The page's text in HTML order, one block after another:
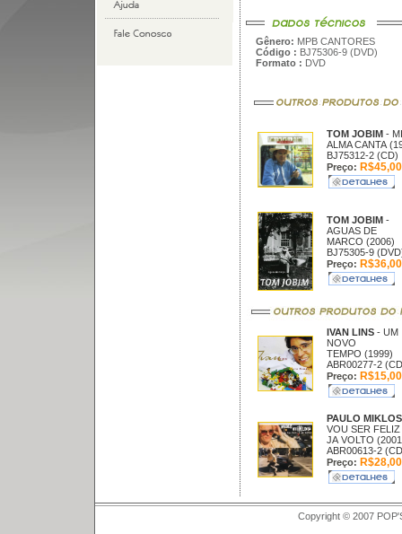
Gênero: MPB CANTORES
Código : BJ75306-9 (DVD)
Formato : DVD
TOM JOBIM -
ALMA CANTA
BJ75312-2 (CD)
Preço: R$45,00
TOM JOBIM -
AGUAS DE
MARCO (2006)
BJ75305-9
Preço: R$36,00
IVAN LINS - UM
NOVO
TEMPO (1999)
ABR00277-2
Preço: R$15,00
PAULO
VOU SER FELIZ
JA VOLTO
ABR00613-2
Preço: R$28,00
Copyright © 2007